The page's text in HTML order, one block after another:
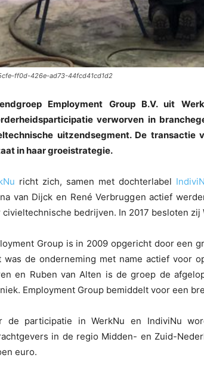
ff0d-426e-ad73-44fcd41cd1d2
Employment Group B.V. uit
verworven in
uitzendsegment. De transactie
in haar groeistrategie.
richt zich, samen met dochterlabel
van Dijck en René Verbruggen actief
civieltechnische bedrijven. In 2017 besloten
Group is in 2009 opgericht door een
was de onderneming met name actief voor
en Ruben van Alten is de groep de
Employment Group bemiddelt voor een
de participatie in WerkNu en IndiviNu
in de regio Midden- en Zuid-
euro.